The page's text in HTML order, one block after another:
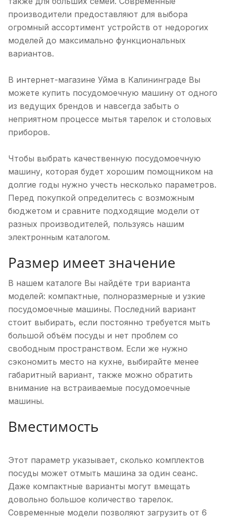
производители предоставляют для выбора
огромный ассортимент устройств от недорогих
моделей до максимально функциональных
вариантов.
В интернет-магазине Уйма в Калининграде Вы
можете купить посудомоечную машину от одного
из ведущих брендов и навсегда забыть о
неприятном процессе мытья тарелок и столовых
приборов.
Чтобы выбрать качественную посудомоечную
машину, которая будет хорошим помощником на
долгие годы нужно учесть несколько параметров.
Перед покупкой определитесь с возможным
бюджетом и сравните подходящие модели от
разных производителей, пользуясь нашим
электронным каталогом.
Размер имеет значение
В нашем каталоге Вы найдёте три варианта
моделей: компактные, полноразмерные и узкие
посудомоечные машины. Последний вариант
стоит выбирать, если постоянно требуется мыть
большой объём посуды и нет проблем со
свободным пространством. Если же нужно
сэкономить место на кухне, выбирайте менее
габаритный вариант, также можно обратить
внимание на встраиваемые посудомоечные
машины.
Вместимость
Этот параметр указывает, сколько комплектов
посуды может отмыть машина за один сеанс.
Даже компактные варианты могут вмещать
довольно большое количество тарелок.
Современные модели позволяют загрузить от 6